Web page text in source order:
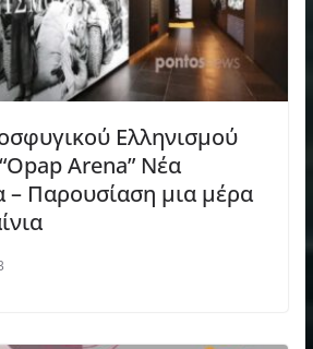
Ελληνισμού
Arena” Νέα
– Παρουσίαση μια μέρα